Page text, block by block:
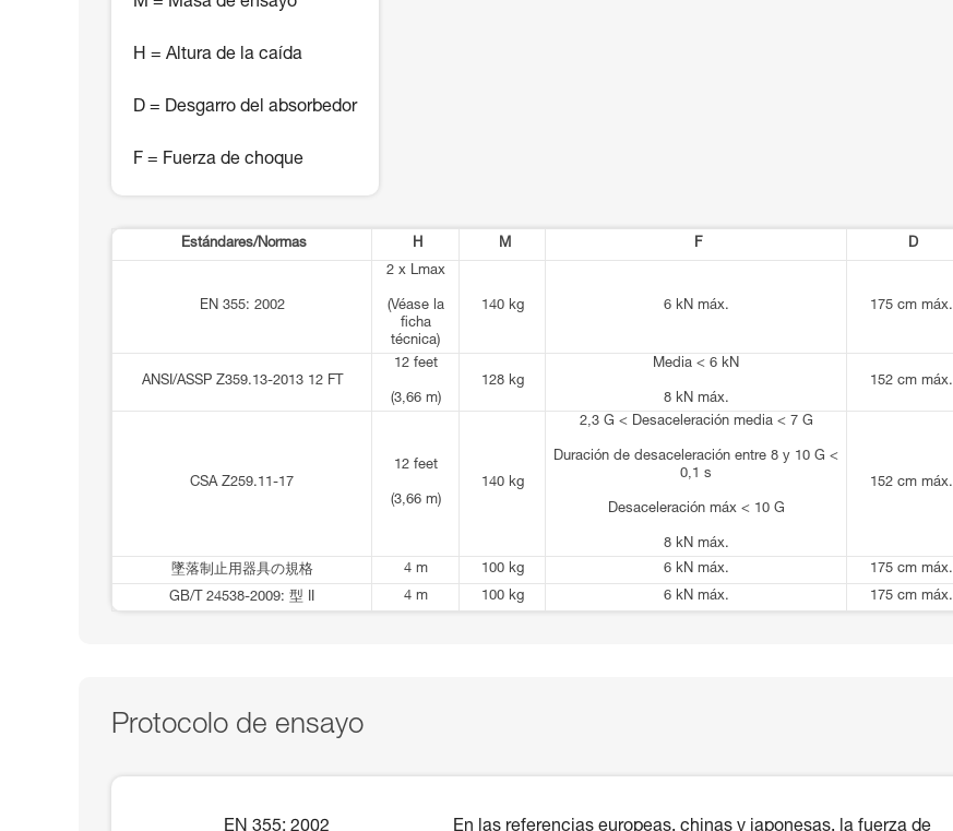
M = Masa de ensayo
H = Altura de la caída
D = Desgarro del absorbedor
F = Fuerza de choque
Estándares/Normas H M F D
EN 355: 2002
2 x Lmax
(Véase la
ficha
técnica)
140 kg 6 kN máx. 175 cm máx.
ANSI/ASSP Z359.13-2013 12 FT
12 feet
(3,66 m)
128 kg
Media < 6 kN
8 kN máx.
152 cm máx.
CSA Z259.11-17
12 feet
(3,66 m)
140 kg
2,3 G < Desaceleración media < 7 G
Duración de desaceleración entre 8 y 10 G <
0,1 s
Desaceleración máx < 10 G
8 kN máx.
152 cm máx.
墜落制止用器具の規格 4 m 100 kg 6 kN máx.
175 cm máx.
GB/T 24538-2009: 型 II
4 m 100 kg 6 kN máx. 175 cm máx.
Protocolo de ensayo